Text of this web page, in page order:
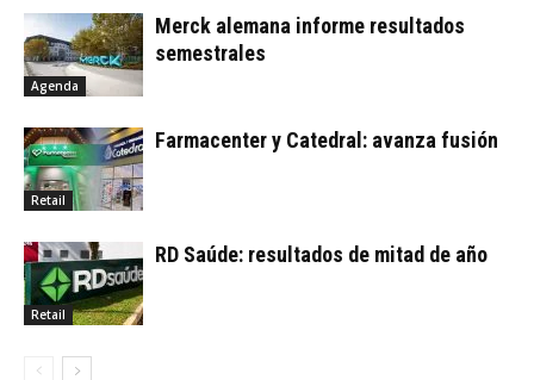
Agenda
Merck alemana informe resultados
semestrales
Retail
Farmacenter y Catedral: avanza fusión
Retail
RD Saúde: resultados de mitad de año